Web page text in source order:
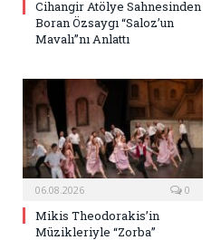
Cihangir Atölye Sahnesinden
Boran Özsaygı “Saloz’un
Mavalı”nı Anlattı
06.08.2026 0
Mikis Theodorakis’in
Müzikleriyle “Zorba”